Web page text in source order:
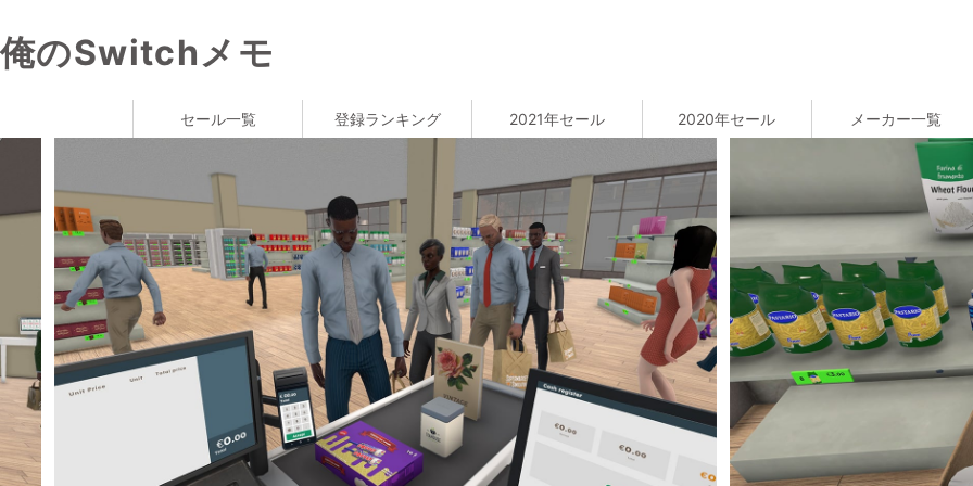
俺のSwitchメモ
セール一覧 登録ランキング 2021年セール 2020年セール メーカー一覧